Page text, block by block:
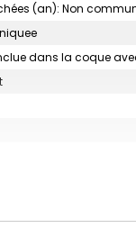
(an): Non
inclue dans la coque